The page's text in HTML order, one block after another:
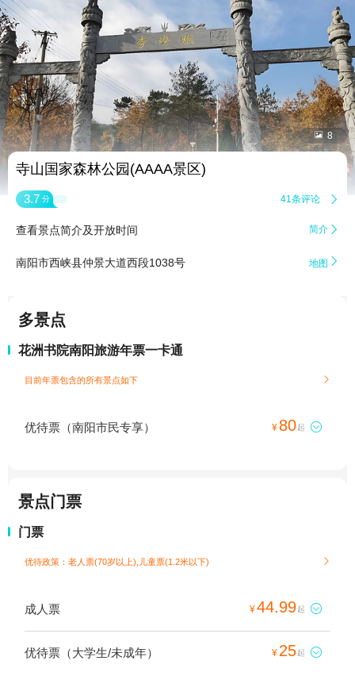
 8
寺山国家森林公园(AAAA景区)
3.7 分 41条评论 
查看景点简介及开放时间 简介 
南阳市西峡县仲景大道西段1038号 地图 
多景点
花洲书院南阳旅游年票一卡通
目前年票包含的所有景点如下 
优待票（南阳市民专享） ¥ 80起 
景点门票
门票
优待政策：老人票(70岁以上),儿童票(1.2米以下) 
成人票 ¥44.99起 
优待票（大学生/未成年） ¥ 25起 
